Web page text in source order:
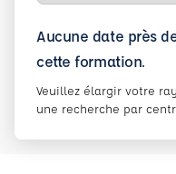
Aucune date près
cette formation.
Veuillez élargir votre
une recherche par